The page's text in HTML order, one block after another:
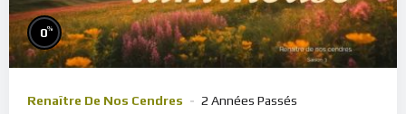
0%
Renaître De Nos Cendres 2 Années Passés